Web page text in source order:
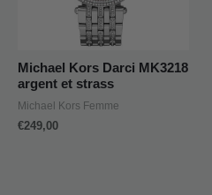
Michael Kors Darci MK3218
argent et strass
Michael Kors Femme
€249,00